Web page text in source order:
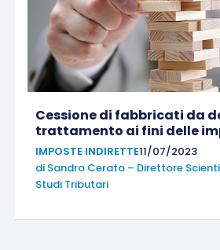
Cessione di fabbricati da
trattamento ai fini delle
IMPOSTE INDIRETTE11/07/2023
di Sandro Cerato – Direttore
Studi Tributari